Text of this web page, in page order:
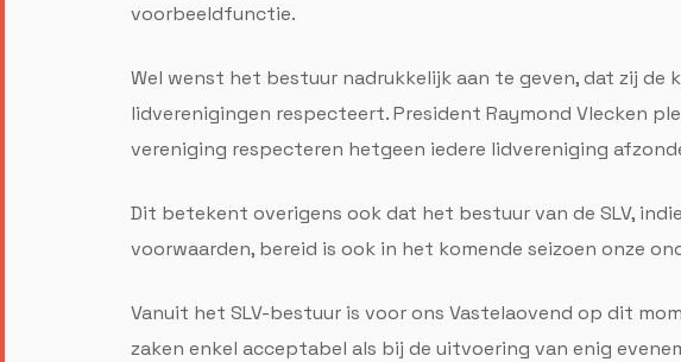
voorbeeldfunctie.
Wel wenst het bestuur nadrukkelijk aan te geven, dat zij de
lidverenigingen respecteert. President Raymond Vlecken
vereniging respecteren hetgeen iedere lidvereniging
Dit betekent overigens ook dat het bestuur van de SLV,
voorwaarden, bereid is ook in het komende seizoen onze
Vanuit het SLV-bestuur is voor ons Vastelaovend op dit
zaken enkel acceptabel als bij de uitvoering van enig